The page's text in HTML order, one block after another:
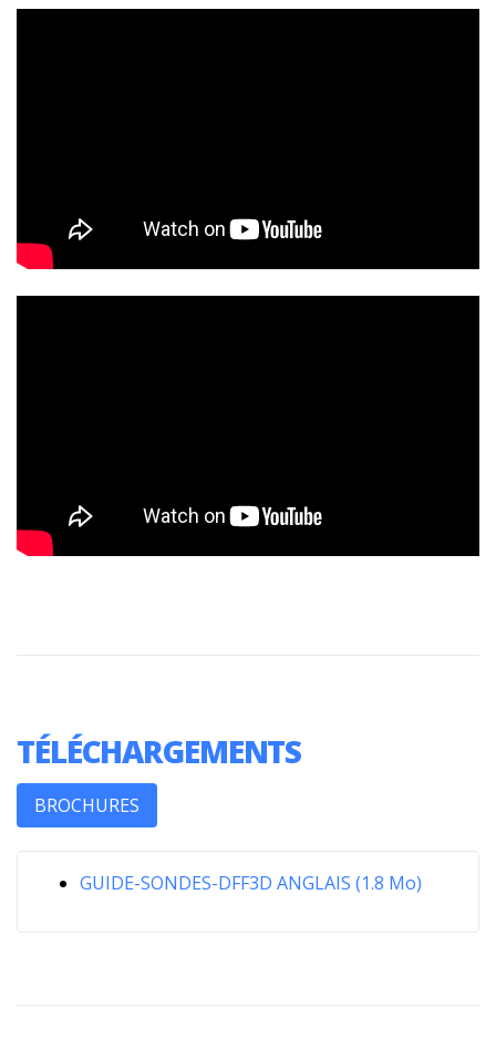
TÉLÉCHARGEMENTS
BROCHURES
GUIDE-SONDES-DFF3D ANGLAIS (1.8 Mo)